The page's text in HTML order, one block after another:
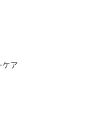
ケア